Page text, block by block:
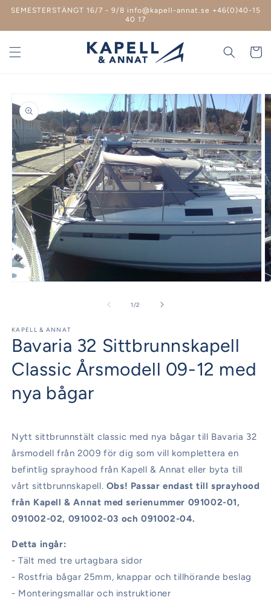
vidare
innehåll
SEMESTERSTÄNGT 16/7 - 9/8 info@kapell-annat.se +46(0)40-15
40 17
vidare till
1/av
2
KAPELL & ANNAT
Bavaria 32 Sittbrunnskapell
Classic Årsmodell 09-12 med
nya bågar
Nytt sittbrunnstält classic med nya bågar till Bavaria 32
årsmodell från 2009 för dig som vill komplettera en
befintlig sprayhood från Kapell & Annat eller byta till
vårt sittbrunnskapell. Obs! Passar endast till sprayhood
från Kapell & Annat med serienummer 091002-01,
091002-02, 091002-03 och 091002-04.
Detta ingår:
- Tält med tre urtagbara sidor
- Rostfria bågar 25mm, knappar och tillhörande beslag
- Monteringsmallar och instruktioner